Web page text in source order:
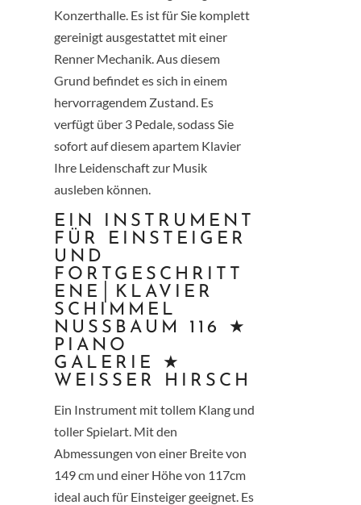
Konzerthalle. Es ist für Sie komplett
gereinigt ausgestattet mit einer
Renner Mechanik. Aus diesem
Grund befindet es sich in einem
hervorragendem Zustand. Es
verfügt über 3 Pedale, sodass Sie
sofort auf diesem apartem Klavier
Ihre Leidenschaft zur Musik
ausleben können.
EIN INSTRUMENT
FÜR EINSTEIGER
UND
FORTGESCHRITT
ENE│KLAVIER
SCHIMMEL
NUSSBAUM 116 ★
PIANO
GALERIE ★
WEISSER HIRSCH
Ein Instrument mit tollem Klang und
toller Spielart. Mit den
Abmessungen von einer Breite von
149 cm und einer Höhe von 117cm
ideal auch für Einsteiger geeignet. Es